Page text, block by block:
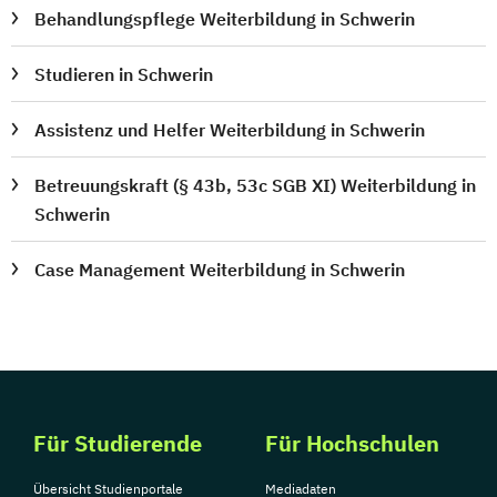
Behandlungspflege Weiterbildung in Schwerin
Studieren in Schwerin
Assistenz und Helfer Weiterbildung in Schwerin
Betreuungskraft (§ 43b, 53c SGB XI) Weiterbildung in
Schwerin
Case Management Weiterbildung in Schwerin
Für Studierende
Übersicht Studienportale
Für Hochschulen
Mediadaten